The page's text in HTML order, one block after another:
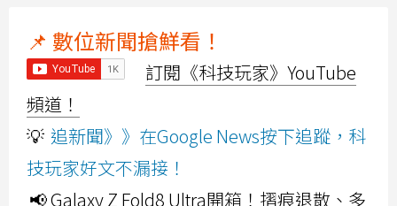
📌 數位新聞搶鮮看！
訂閱《科技玩家》YouTube
頻道！
💡 追新聞》》在Google News按下追蹤，科
技玩家好文不漏接！
📢 Galaxy Z Fold8 Ultra開箱！摺痕退散、多